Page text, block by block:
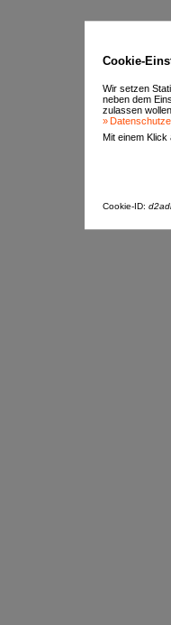
Cookie-
Wir setzen
neben dem
zulassen
Mit einem Klick
Cookie-ID: